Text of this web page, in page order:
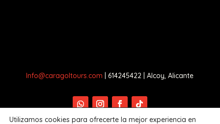
Info@caragoltours.com | 614245422 | Alcoy, Alicante
Utilizamos cookies para ofrecerte la mejor experiencia en